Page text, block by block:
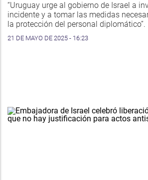
“Uruguay urge al gobierno de Israel a
incidente y a tomar las medidas
la protección del personal diplomático”.
21 DE MAYO DE 2025 - 16:23